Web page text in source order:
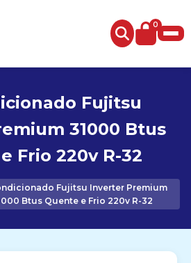
0
Fujitsu
31000 Btus
Frio 220v R-32
Fujitsu Inverter Premium
Btus Quente e Frio 220v R-32